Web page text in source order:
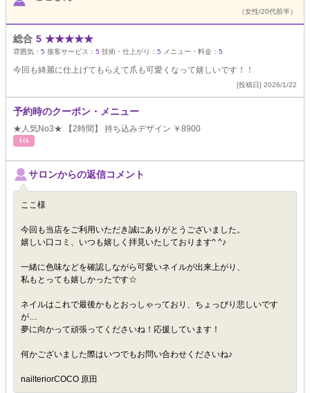
（女性/20代前半）
総合 5 ★★★★★
雰囲気： 5 接客サービス： 5 技術・仕上がり： 5 メニュー・料金： 5
今回も綺麗に仕上げてもらえて爪も可愛くなって嬉しいです！！
[投稿日] 2026/1/22
予約時のクーポン・メニュー
★人気No3★ 【2時間】 持ち込みデザイン ￥8900
ﾈｲﾙ
サロンからの返信コメント
ここ様
今回も当店をご利用いただき誠にありがとうございました。
嬉しい口コミ、いつも嬉しく拝見いたしております^ ^♪
一緒に色味などを確認しながら可愛いネイルが出来上がり、
私もとっても嬉しかったです☆
ネイルはこれで最後かもとおっしゃっており、ちょっぴり悲しいです
が…
夢に向かって頑張ってくださいね！応援しています！
何かございました際はいつでもお問い合わせくださいね♪
nailteriorCOCO 原田